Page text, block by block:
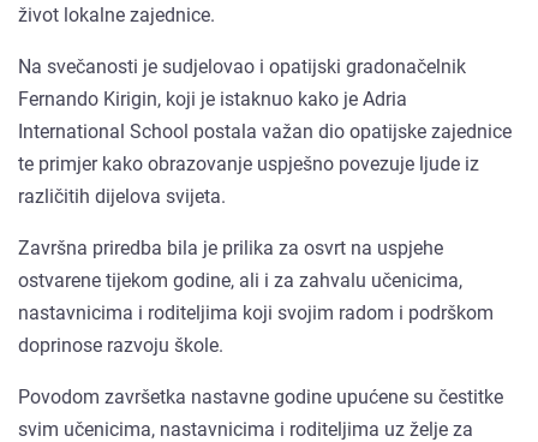
život lokalne zajednice.
Na svečanosti je sudjelovao i opatijski gradonačelnik
Fernando Kirigin, koji je istaknuo kako je Adria
International School postala važan dio opatijske zajednice
te primjer kako obrazovanje uspješno povezuje ljude iz
različitih dijelova svijeta.
Završna priredba bila je prilika za osvrt na uspjehe
ostvarene tijekom godine, ali i za zahvalu učenicima,
nastavnicima i roditeljima koji svojim radom i podrškom
doprinose razvoju škole.
Povodom završetka nastavne godine upućene su čestitke
svim učenicima, nastavnicima i roditeljima uz želje za